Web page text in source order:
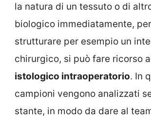
la natura di un tessuto o di
biologico immediatamente,
strutturare per esempio un
chirurgico, si può fare ricorso
istologico intraoperatorio. In
campioni vengono analizzati
stante, in modo da dare al